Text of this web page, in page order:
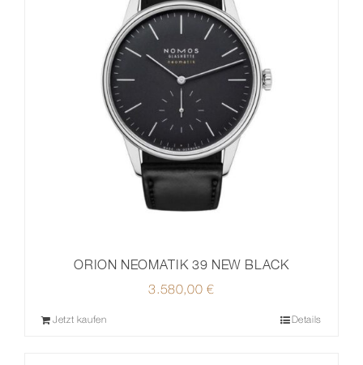
ORION NEOMATIK 39 NEW BLACK
3.580,00€
Jetzt kaufen Details